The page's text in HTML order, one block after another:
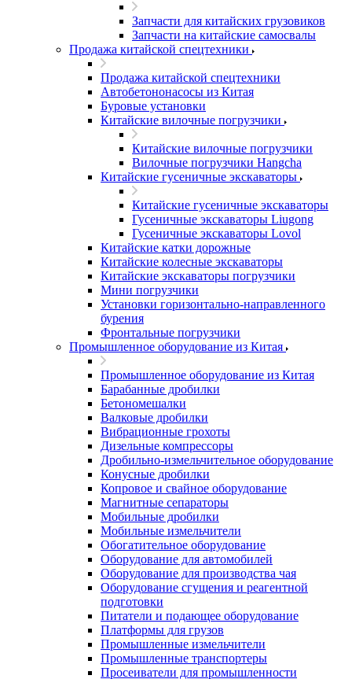
Запчасти для китайских грузовиков
Запчасти на китайские самосвалы
Продажа китайской спецтехники
Продажа китайской спецтехники
Автобетононасосы из Китая
Буровые установки
Китайские вилочные погрузчики
Китайские вилочные погрузчики
Вилочные погрузчики Hangcha
Китайские гусеничные экскаваторы
Китайские гусеничные экскаваторы
Гусеничные экскаваторы Liugong
Гусеничные экскаваторы Lovol
Китайские катки дорожные
Китайские колесные экскаваторы
Китайские экскаваторы погрузчики
Мини погрузчики
Установки горизонтально-направленного
бурения
Фронтальные погрузчики
Промышленное оборудование из Китая
Промышленное оборудование из Китая
Барабанные дробилки
Бетономешалки
Валковые дробилки
Вибрационные грохоты
Дизельные компрессоры
Дробильно-измельчительное оборудование
Конусные дробилки
Копровое и свайное оборудование
Магнитные сепараторы
Мобильные дробилки
Мобильные измельчители
Обогатительное оборудование
Оборудование для автомобилей
Оборудование для производства чая
Оборудование сгущения и реагентной
подготовки
Питатели и подающее оборудование
Платформы для грузов
Промышленные измельчители
Промышленные транспортеры
Просеиватели для промышленности